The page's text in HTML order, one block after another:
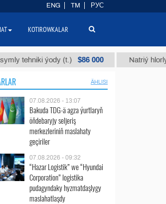
ýody (t.) $86 000 Natriý hlorly
ÄHLISI
07.08.2026 - 13:07
Bakuda TDG-ä agza ýurtlaryň
öňdebaryjy seljeriş
merkezleriniň maslahaty
geçiriler
07.08.2026 - 09:32
“Hazar Logistik” we “Hyundai
Corporation” logistika
pudagyndaky hyzmatdaşlygy
maslahatlaşdy
ENG TM РУС
KOTIROWKALAR